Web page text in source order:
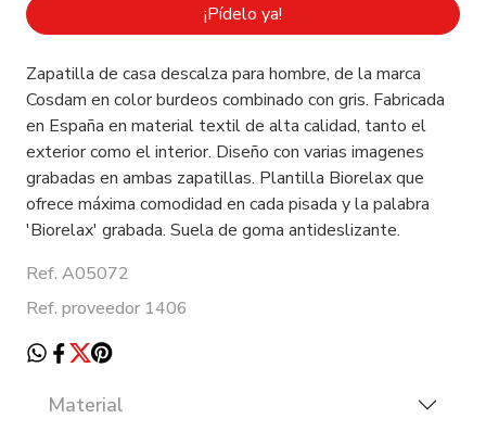
¡Pídelo ya!
Zapatilla de casa descalza para hombre, de la marca
Cosdam en color burdeos combinado con gris. Fabricada
en España en material textil de alta calidad, tanto el
exterior como el interior. Diseño con varias imagenes
grabadas en ambas zapatillas. Plantilla Biorelax que
ofrece máxima comodidad en cada pisada y la palabra
'Biorelax' grabada. Suela de goma antideslizante.
Ref. A05072
Ref. proveedor 1406
Material